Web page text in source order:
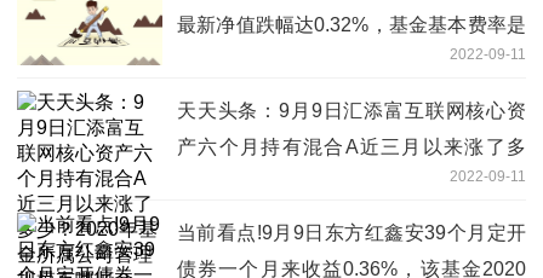
最新净值跌幅达0.32%，基金基本费率是
2022-09-11
天天头条：9月9日汇添富互联网核心资
产六个月持有混合A近三月以来涨了多
少？2020年基金所属公司管理规模有哪
些？
2022-09-11
当前看点!9月9日东方红鑫安39个月定开
债券一个月来收益0.36%，该基金2020